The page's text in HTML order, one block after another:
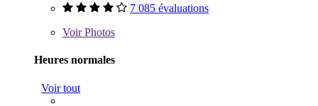
7 085 évaluations
VoirPhotos
Heures normales
Voir tout